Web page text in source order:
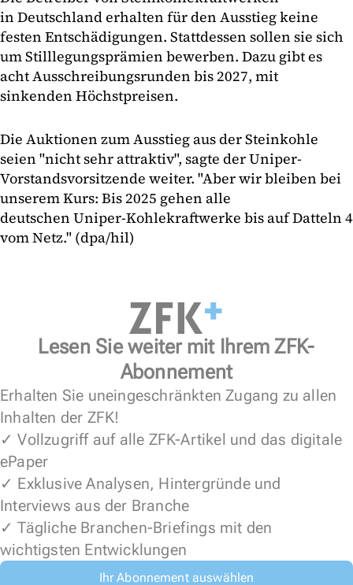
in Deutschland erhalten für den Ausstieg keine
festen Entschädigungen. Stattdessen sollen sie sich
um Stilllegungsprämien bewerben. Dazu gibt es
acht Ausschreibungsrunden bis 2027, mit
sinkenden Höchstpreisen.
Die Auktionen zum Ausstieg aus der Steinkohle
seien "nicht sehr attraktiv", sagte der Uniper-
Vorstandsvorsitzende weiter. "Aber wir bleiben bei
unserem Kurs: Bis 2025 gehen alle
deutschen Uniper-Kohlekraftwerke bis auf Datteln 4
vom Netz." (dpa/hil)
Lesen Sie weiter mit Ihrem ZFK-
Abonnement
Erhalten Sie uneingeschränkten Zugang zu allen
Inhalten der ZFK!
✓ Vollzugriff auf alle ZFK-Artikel und das digitale
ePaper
✓ Exklusive Analysen, Hintergründe und
Interviews aus der Branche
✓ Tägliche Branchen-Briefings mit den
wichtigsten Entwicklungen
Ihr Abonnement auswählen